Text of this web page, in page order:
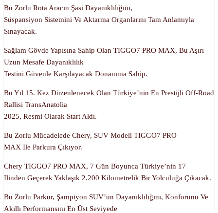
Bu Zorlu Rota Aracın Şasi Dayanıklılığını,
Süspansiyon Sistemini Ve Aktarma Organlarını Tam Anlamıyla
Sınayacak.
Sağlam Gövde Yapısına Sahip Olan TIGGO7 PRO MAX, Bu Aşırı
Uzun Mesafe Dayanıklılık
Testini Güvenle Karşılayacak Donanıma Sahip.
Bu Yıl 15. Kez Düzenlenecek Olan Türkiye’nin En Prestijli Off-Road
Rallisi TransAnatolia
2025, Resmi Olarak Start Aldı.
Bu Zorlu Mücadelede Chery, SUV Modeli TIGGO7 PRO
MAX Ile Parkura Çıkıyor.
Chery TIGGO7 PRO MAX, 7 Gün Boyunca Türkiye’nin 17
Ilinden Geçerek Yaklaşık 2.200 Kilometrelik Bir Yolculuğa Çıkacak.
Bu Zorlu Parkur, Şampiyon SUV’un Dayanıklılığını, Konforunu Ve
Akıllı Performansını En Üst Seviyede